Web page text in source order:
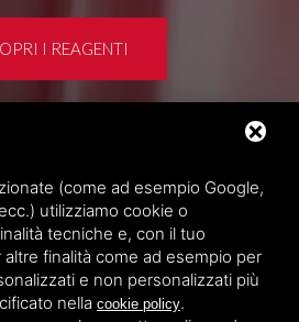
I REAGENTI
- VIA DELL'ARTIGIANATO, 2
VILLAMARZANA (RO) ITALY,
(come ad esempio Google,
utilizziamo cookie o
tecniche e, con il tuo
finalità come ad esempio per
e non personalizzati più
nella cookie policy.